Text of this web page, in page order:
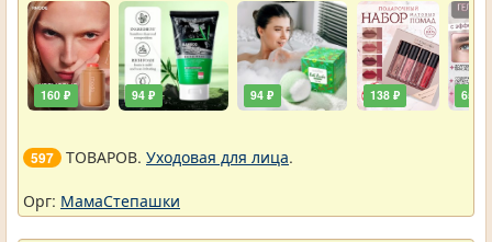
160 ₽ 94 ₽ 94 ₽ 138 ₽ 65 ₽
597 ТОВАРОВ. Уходовая для лица.
Орг: МамаСтепашки